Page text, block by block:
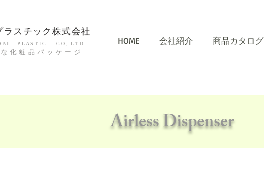
ラスチック株式会社
I P L A S T I C C O., L T D.
化粧品パッケージ
HOME 会社紹介 ​商品カタログ
Airless Dispenser